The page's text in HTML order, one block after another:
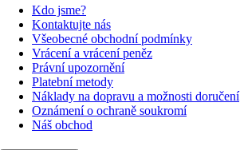
Kdo jsme?
Kontaktujte nás
Všeobecné obchodní podmínky
Vrácení a vrácení peněz
Právní upozornění
Platební metody
Náklady na dopravu a možnosti doručení
Oznámení o ochraně soukromí
Náš obchod